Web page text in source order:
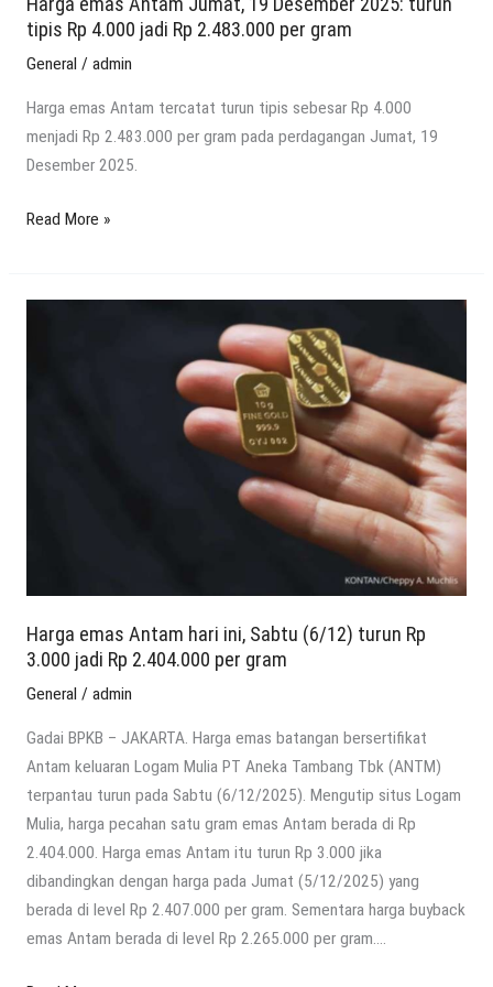
tipis Rp 4.000 jadi Rp 2.483.000 per gram
General / admin
Harga emas Antam tercatat turun tipis sebesar Rp 4.000
menjadi Rp 2.483.000 per gram pada perdagangan Jumat, 19
Desember 2025.
Rp
2.483.000
gram
Read More »
Harga emas Antam hari ini, Sabtu (6/12) turun Rp
3.000 jadi Rp 2.404.000 per gram
General / admin
Gadai BPKB – JAKARTA. Harga emas batangan bersertifikat
Antam keluaran Logam Mulia PT Aneka Tambang Tbk (ANTM)
terpantau turun pada Sabtu (6/12/2025). Mengutip situs Logam
Mulia, harga pecahan satu gram emas Antam berada di Rp
2.404.000. Harga emas Antam itu turun Rp 3.000 jika
dibandingkan dengan harga pada Jumat (5/12/2025) yang
berada di level Rp 2.407.000 per gram. Sementara harga buyback
emas Antam berada di level Rp 2.265.000 per gram….
jadi
Rp
2.404.000
per